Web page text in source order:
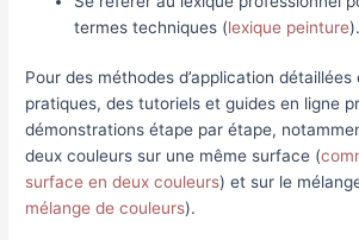
termes techniques (lexique peinture).
Pour des méthodes d’application
pratiques, des tutoriels et guides en ligne
démonstrations étape par étape,
deux couleurs sur une même surface (
surface en deux couleurs) et sur le
mélange de couleurs).